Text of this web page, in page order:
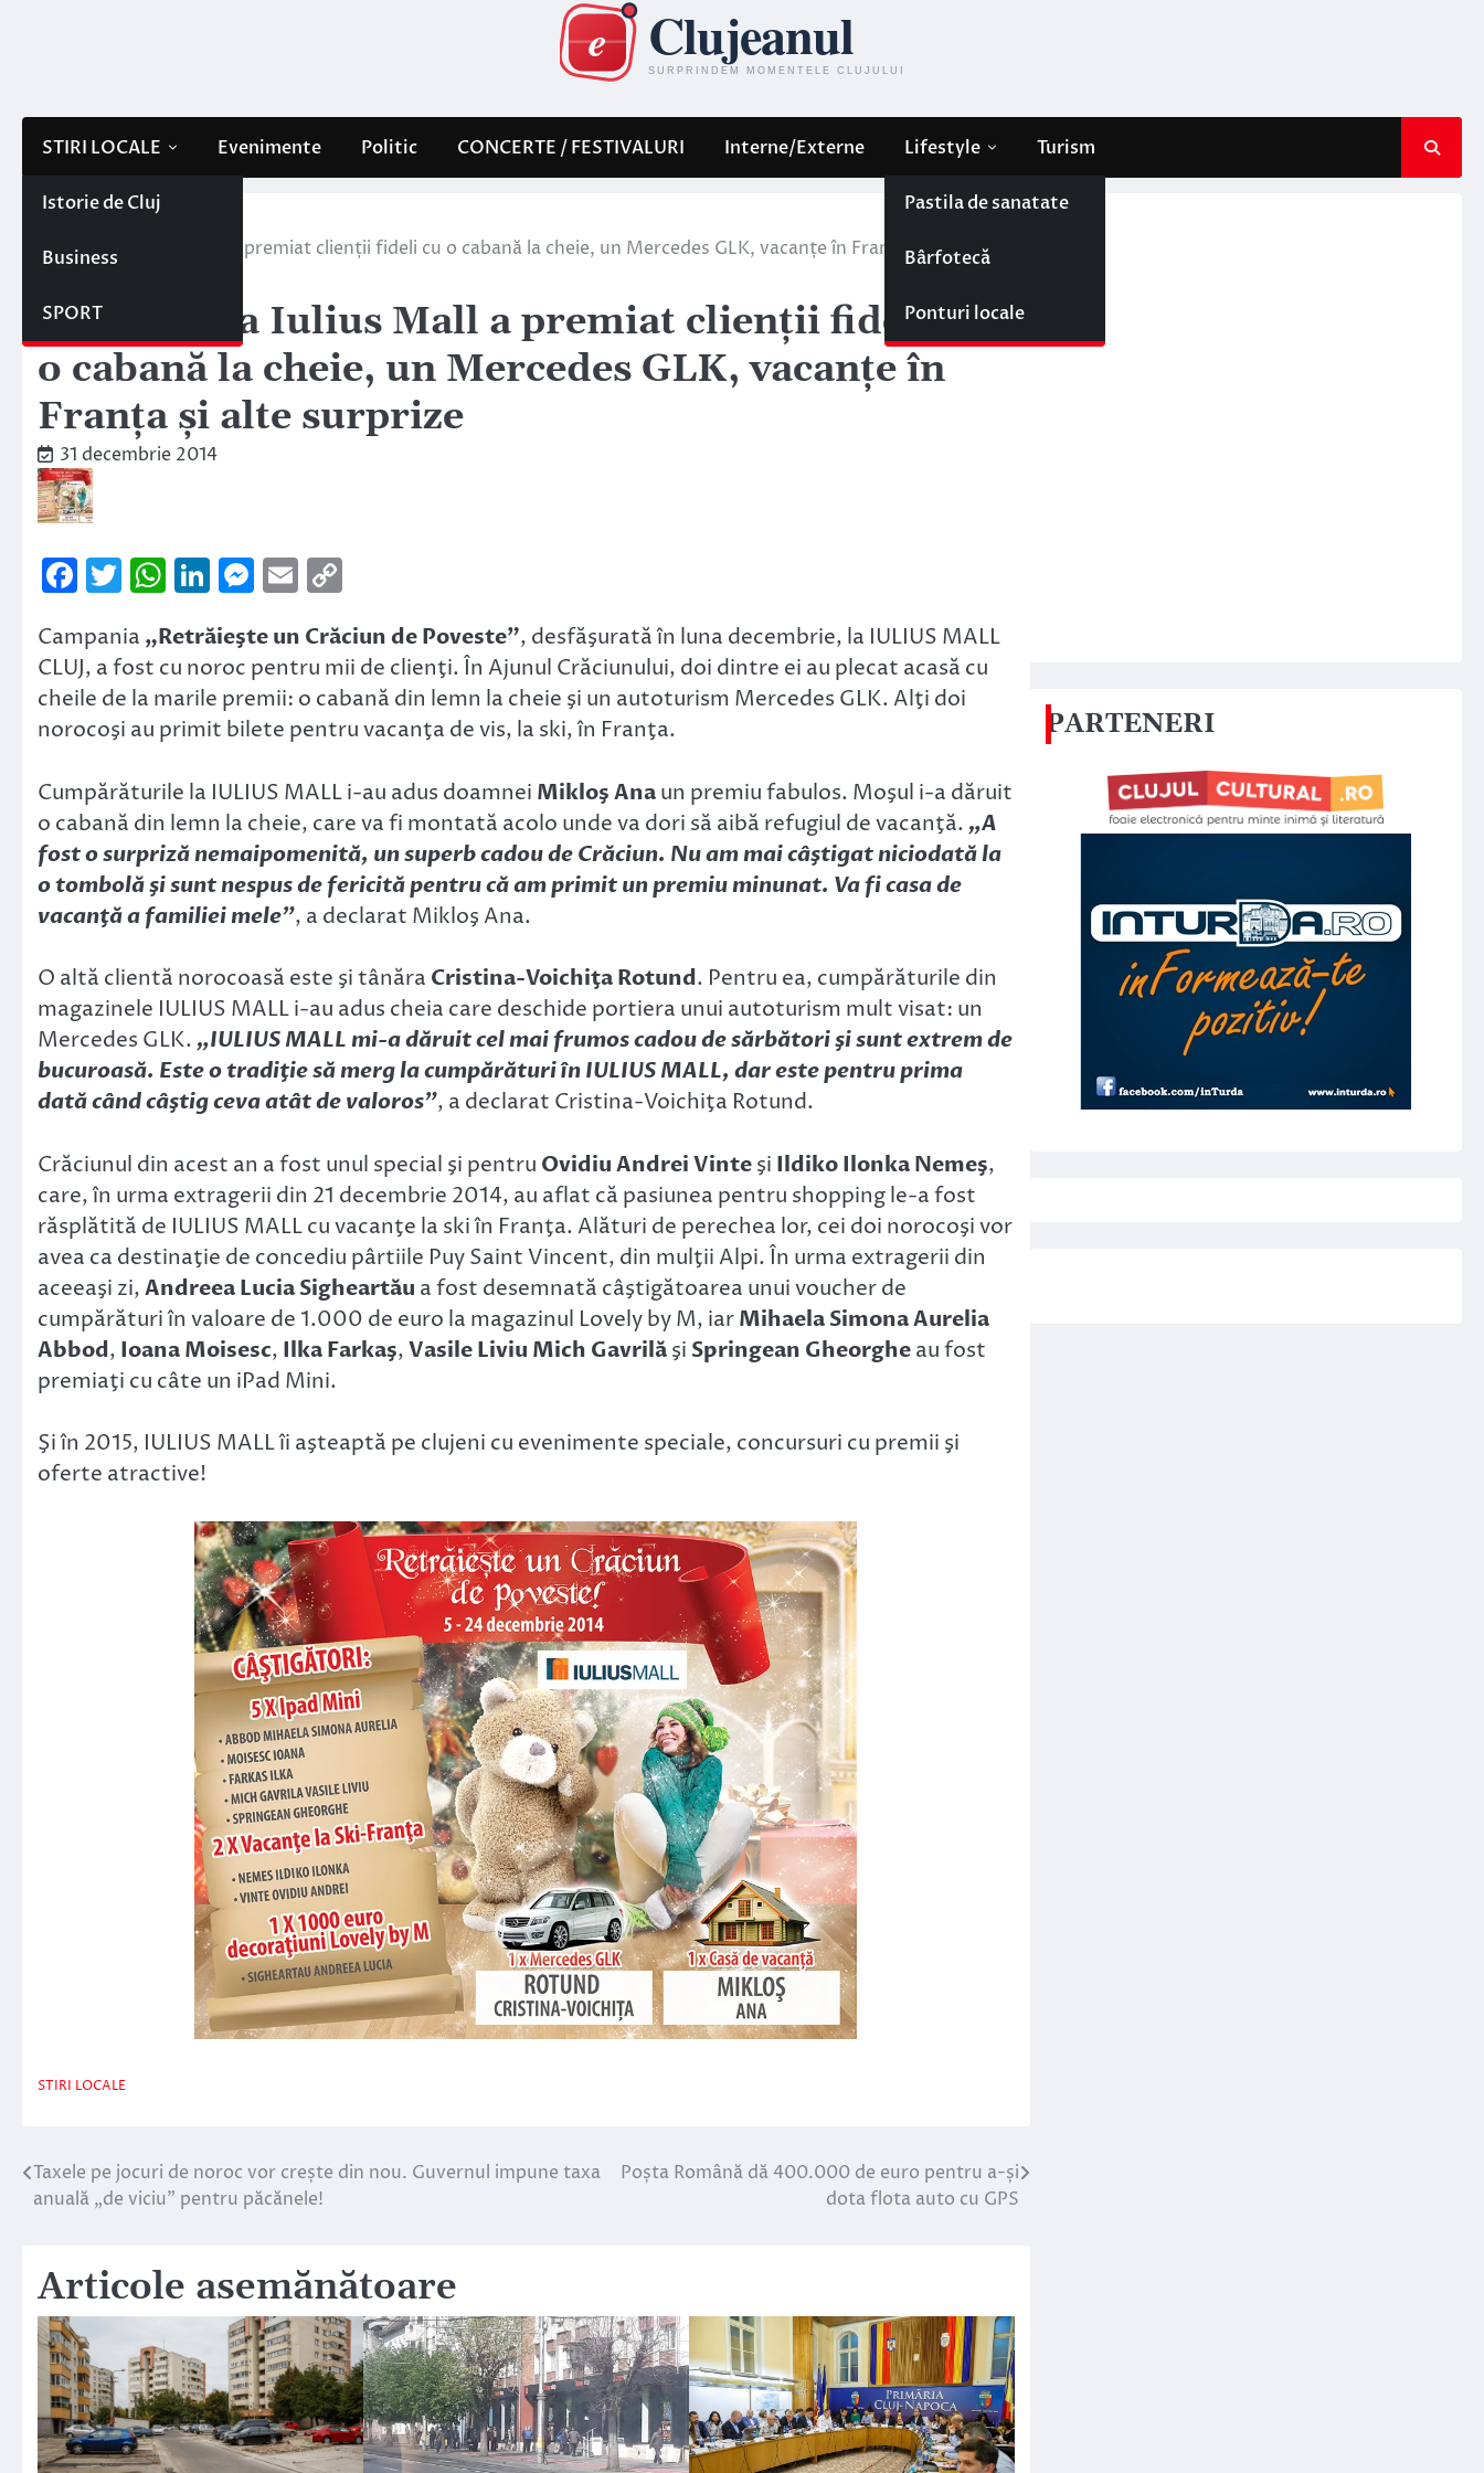
STIRI LOCALE
Istorie de Cluj
Business
SPORT
Evenimente Politic CONCERTE / FESTIVALURI Interne/Externe Lifestyle
Pastila de sanatate
Bârfotecă
Ponturi locale
Turism
Stiri locale
Moșul de la Iulius Mall a premiat clienții fideli cu o cabană la cheie, un Mercedes GLK, vacanțe în Franța și alte
Moșul de la Iulius Mall a premiat clienții fideli cu
o cabană la cheie, un Mercedes GLK, vacanțe în
Franța și alte surprize
31 decembrie 2014
Facebook
Twitter
WhatsApp
LinkedIn
Messenger
Email
Campania „Retrăieşte un Crăciun de Poveste”, desfăşurată în luna decembrie, la IULIUS MALL
CLUJ, a fost cu noroc pentru mii de clienţi. În Ajunul Crăciunului, doi dintre ei au plecat acasă cu
cheile de la marile premii: o cabană din lemn la cheie şi un autoturism Mercedes GLK. Alţi doi
norocoşi au primit bilete pentru vacanţa de vis, la ski, în Franţa.
Cumpărăturile la IULIUS MALL i-au adus doamnei Mikloş Anaun premiu fabulos. Moşul i-a dăruit
o cabană din lemn la cheie, care va fi montată acolo unde va dori să aibă refugiul de vacanţă. „A
fost o surpriză nemaipomenită, un superb cadou de Crăciun. Nu am mai câştigat niciodată la
o tombolă şi sunt nespus de fericită pentru că am primit un premiu minunat. Va fi casa de
vacanţă a familiei mele”, a declarat Mikloş Ana.
O altă clientă norocoasă este şi tânăra Cristina-Voichiţa Rotund. Pentru ea, cumpărăturile din
magazinele IULIUS MALL i-au adus cheia care deschide portiera unui autoturism mult visat: un
Mercedes GLK. „IULIUS MALL mi-a dăruit cel mai frumos cadou de sărbători şi sunt extrem de
bucuroasă. Este o tradiţie să merg la cumpărături în IULIUS MALL, dar este pentru prima
dată când câştig ceva atât de valoros”, a declarat Cristina-Voichiţa Rotund.
Crăciunul din acest an a fost unul special şi pentru Ovidiu Andrei Vinteşi Ildiko Ilonka Nemeş,
care, în urma extragerii din 21 decembrie 2014, au aflat că pasiunea pentru shopping le-a fost
răsplătită de IULIUS MALL cu vacanţe la ski în Franţa. Alături de perechea lor, cei doi norocoşi vor
avea ca destinaţie de concediu pârtiile Puy Saint Vincent, din mulţii Alpi. În urma extragerii din
aceeaşi zi,Andreea Lucia Sigheartău a fost desemnată câştigătoarea unui voucher de
cumpărături în valoare de 1.000 de euro la magazinul Lovely by M, iarMihaela Simona Aurelia
Abbod, Ioana Moisesc, Ilka Farkaş,Vasile Liviu Mich Gavrilăşi Springean Gheorgheau fost
premiaţi cu câte un iPad Mini.
Şi în 2015, IULIUS MALL îi aşteaptă pe clujeni cu evenimente speciale, concursuri cu premii şi
oferte atractive!
STIRI LOCALE
Navigare
Taxele pe jocuri de noroc vor crește din nou. Guvernul impune taxa
anuală „de viciu” pentru păcănele!
Poșta Română dă 400.000 de euro pentru a-și
dota flota auto cu GPS
Articole asemănătoare
PARTENERI